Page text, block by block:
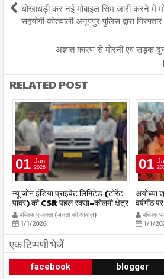
धोखाधड़ी कर नई मोबाइल सिम जारी करने में
सहयोगी कोतवाली अनूपपुर पुलिस द्वारा
अज्ञात कारण से मोरनी एवं सड़क
RELATED POST
01 Jan
2026
न्यू जोन इंडिया प्राइवेट लिमिटेड (टोरेंट
पावर) की CSR पहल रक्सा–कोलमी क्षेत्र
में चलित अस्पताल एम्बुलेंस सेवा का
शुभारंभ publicpravakta.com
पब्लिक प्रवक्ता (जनता की आवाज़)
1/1/2026
01
अयोध्या
वर्षगाँठ
पब्लिक
1/1/
एक टिप्पणी भेजें
facebook blogger